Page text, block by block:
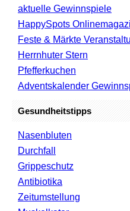
aktuelle Gewinnspiele
HappySpots
Feste & Märkte
Herrnhuter Stern
Pfefferkuchen
Adventskalender
Gesundheitstipps
Nasenbluten
Durchfall
Grippeschutz
Antibiotika
Zeitumstellung